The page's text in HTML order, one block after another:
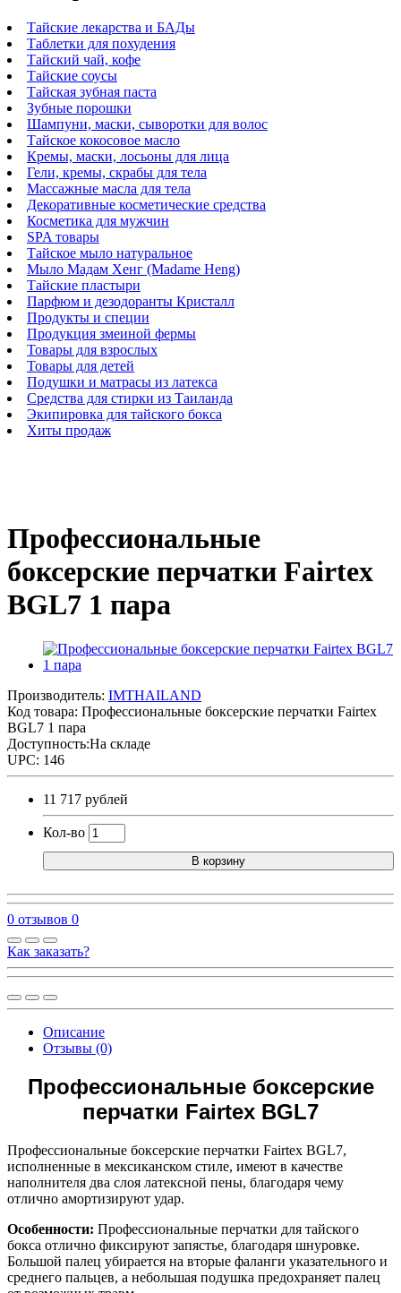
Тайские лекарства и БАДы
Таблетки для похудения
Тайский чай, кофе
Тайские соусы
Тайская зубная паста
Зубные порошки
Шампуни, маски, сыворотки для волос
Тайское кокосовое масло
Кремы, маски, лосьоны для лица
Гели, кремы, скрабы для тела
Массажные масла для тела
Декоративные косметические средства
Косметика для мужчин
SPA товары
Тайское мыло натуральное
Мыло Мадам Хенг (Madame Heng)
Тайские пластыри
Парфюм и дезодоранты Кристалл
Продукты и специи
Продукция змеиной фермы
Товары для взрослых
Товары для детей
Подушки и матрасы из латекса
Средства для стирки из Таиланда
Экипировка для тайского бокса
Хиты продаж
Профессиональные
боксерские перчатки Fairtex
BGL7 1 пара
Производитель: IMTHAILAND
Код товара: Профессиональные боксерские перчатки Fairtex
BGL7 1 пара
Доступность:На складе
UPC: 146
11 717 рублей
Кол-во
В корзину
0 отзывов 0
Как заказать?
Описание
Отзывы (0)
Профессиональные боксерские
перчатки Fairtex BGL7
Профессиональные боксерские перчатки Fairtex BGL7,
исполненные в мексиканском стиле, имеют в качестве
наполнителя два слоя латексной пены, благодаря чему
отлично амортизируют удар.
Особенности: Профессиональные перчатки для тайского
бокса отлично фиксируют запястье, благодаря шнуровке.
Большой палец убирается на вторые фаланги указательного и
среднего пальцев, а небольшая подушка предохраняет палец